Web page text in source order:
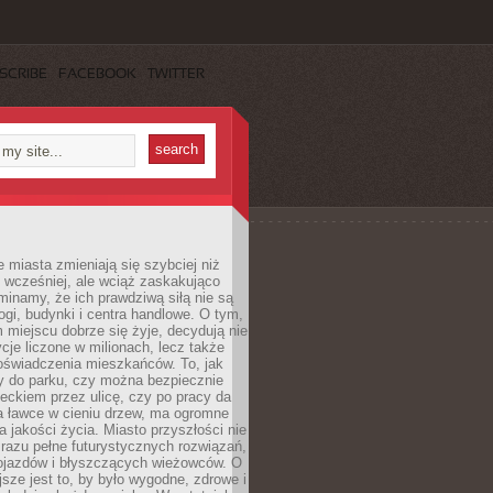
FACEBOOK TWITTER
miasta zmieniają się szybciej niż
wcześniej, ale wciąż zaskakująco
że ich prawdziwą siłą nie są
budynki i centra handlowe. O tym,
miejscu dobrze się żyje, decydują nie
liczone w milionach, lecz także
mieszkańców. To, jak
do parku, czy można bezpiecznie
przez ulicę, czy po pracy da
w cieniu drzew, ma ogromne
jakości życia. Miasto przyszłości nie
pełne futurystycznych rozwiązań,
i błyszczących wieżowców. O
jest to, by było wygodne, zdrowe i